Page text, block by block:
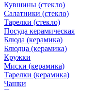
Кувшины (стекло)
Салатники (стекло)
Тарелки (стекло)
Посуда керамическая
Блюда (керамика)
Блюдца (керамика)
Кружки
Миски (керамика)
Тарелки (керамика)
Чашки